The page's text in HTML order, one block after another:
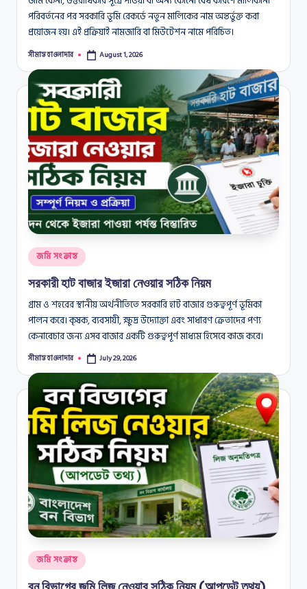
পরিবর্তনের পর সরকারি ভূমি রেকর্ডে নতুন মালিকের নাম অন্তর্ভুক্ত করা
প্রয়োজন হয়। এই প্রক্রিয়াই নামজারি বা মিউটেশন নামে পরিচিত।
Posted
সীমান্ত হাওলাদার August 1, 2026
Posted
in
জমি সংক্রান্ত
সরকারী হাট বাজার ইজারা নেওয়ার সঠিক নিয়ম
গ্রাম ও শহরের স্থানীয় অর্থনীতিতে সরকারি হাট বাজার গুরুত্বপূর্ণ ভূমিকা
পালন করে। কৃষক, ব্যবসায়ী, ক্ষুদ্র উদ্যোক্তা এবং সাধারণ ক্রেতাদের পণ্য
কেনাবেচার জন্য এসব বাজার একটি গুরুত্বপূর্ণ মাধ্যম হিসেবে কাজ করে।
Posted
সীমান্ত হাওলাদার July 29, 2026
Posted
in
জমি সংক্রান্ত